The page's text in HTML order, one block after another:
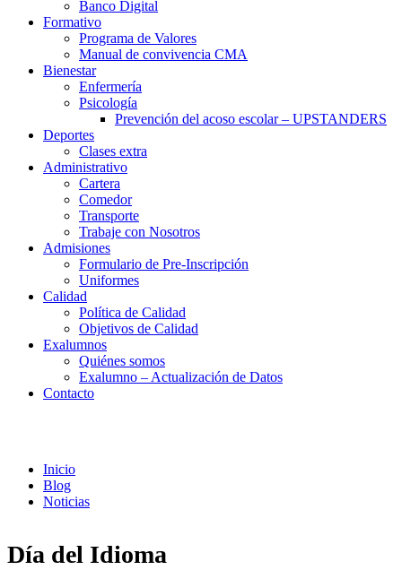
Banco Digital
Formativo
Programa de Valores
Manual de convivencia CMA
Bienestar
Enfermería
Psicología
Prevención del acoso escolar – UPSTANDERS
Deportes
Clases extra
Administrativo
Cartera
Comedor
Transporte
Trabaje con Nosotros
Admisiones
Formulario de Pre-Inscripción
Uniformes
Calidad
Política de Calidad
Objetivos de Calidad
Exalumnos
Quiénes somos
Exalumno – Actualización de Datos
Contacto
Inicio
Blog
Noticias
Día del Idioma